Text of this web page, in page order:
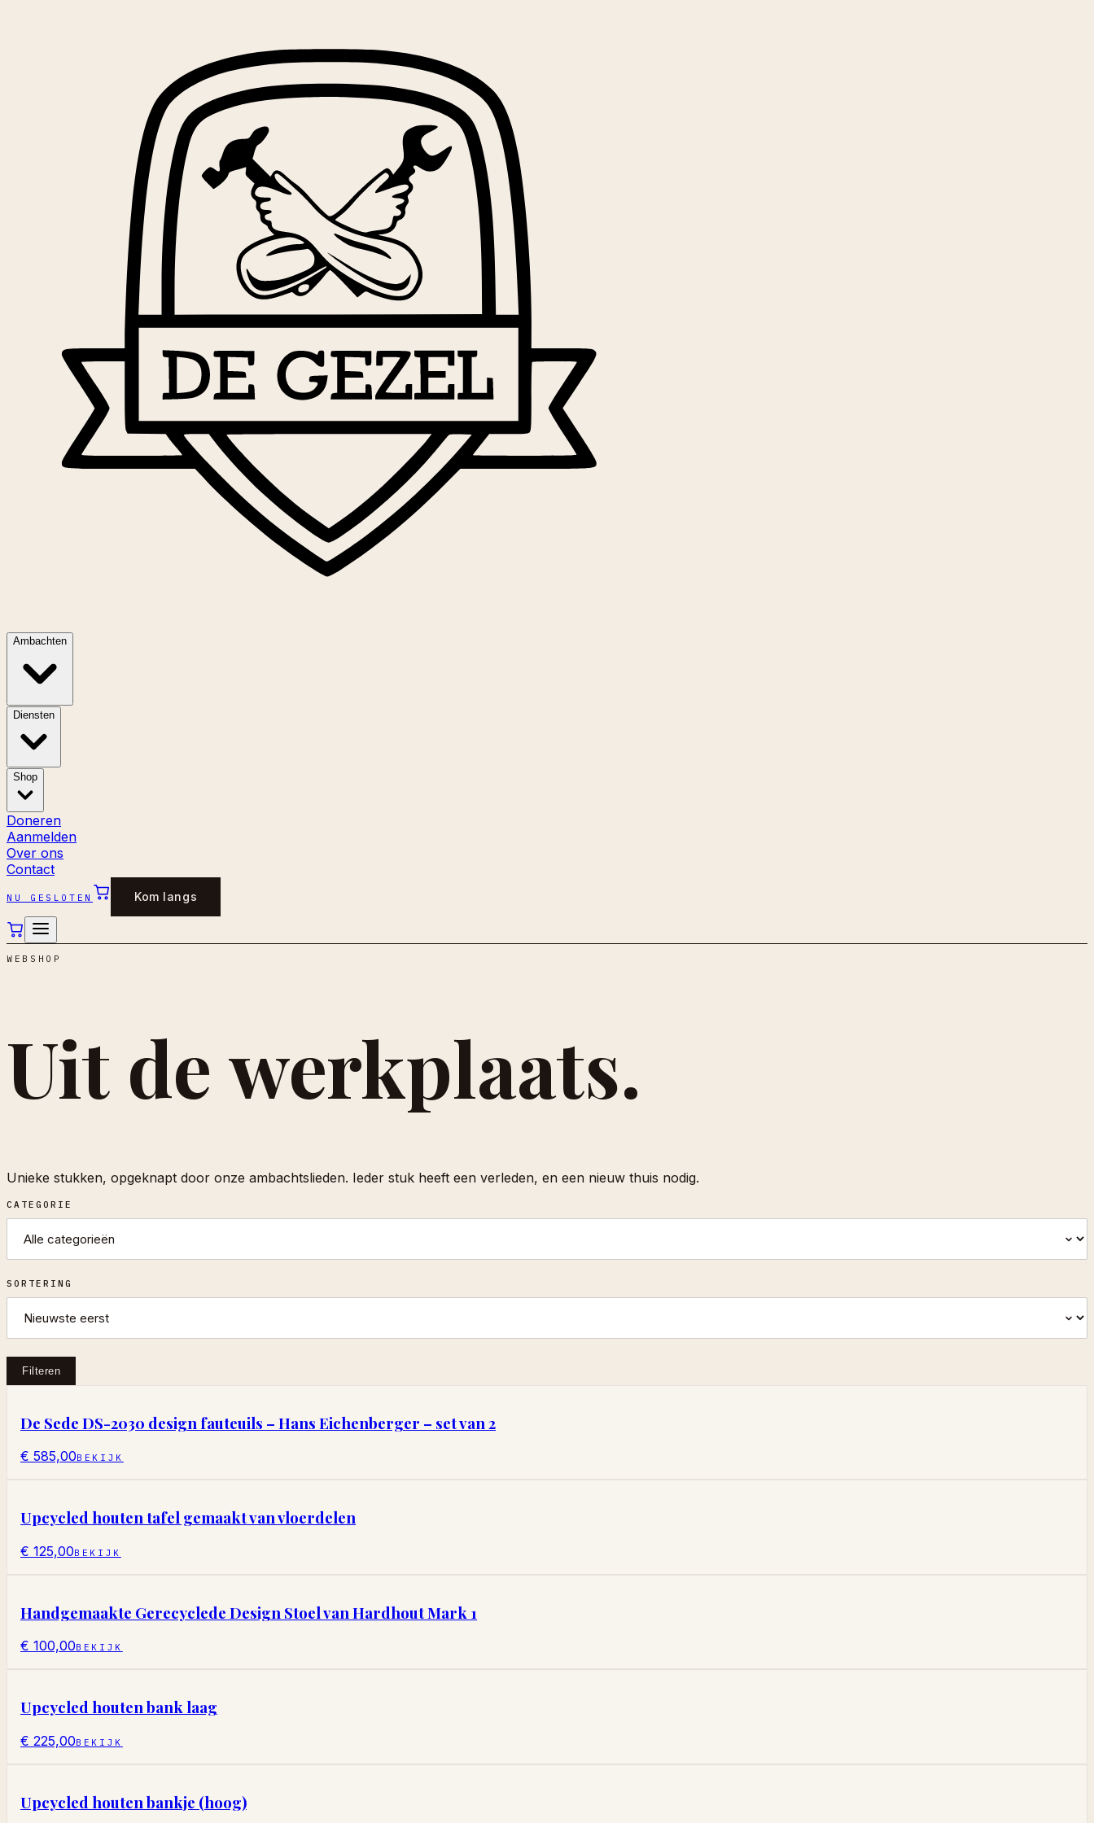
Ambachten
Diensten
Shop
Doneren
Aanmelden
Over ons
Contact
NU GESLOTEN Kom langs
WEBSHOP
Uit dewerkplaats.
Unieke stukken, opgeknapt door onze ambachtslieden. Ieder stuk heeft een verleden, en een nieuw thuis nodig.
CATEGORIE
SORTERING
Filteren
De Sede DS-2030 design fauteuils – Hans Eichenberger – set van 2
€ 585,00BEKIJK
Upcycled houten tafel gemaakt van vloerdelen
€ 125,00BEKIJK
Handgemaakte Gerecyclede Design Stoel van Hardhout Mark 1
€ 100,00BEKIJK
Upcycled houten bank laag
€ 225,00BEKIJK
Upcycled houten bankje (hoog)